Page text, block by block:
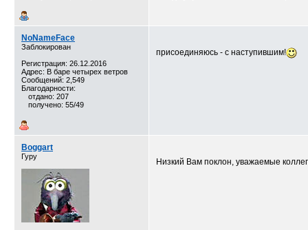
NoNameFace
Заблокирован
Регистрация: 26.12.2016
Адрес: В баре четырех ветров
Сообщений: 2,549
Благодарности:
отдано: 207
получено: 55/49
присоединяюсь - с наступившим!
Boggart
Гуру
Низкий Вам поклон, уважаемые